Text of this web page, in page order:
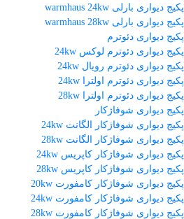
پکیج دیواری بارلی warmhaus 24kw
پکیج دیواری بارلی warmhaus 28kw
پکیج دیواری دئوترم
پکیج دیواری دئوترم لوکس 24kw
پکیج دیواری دئوترم رویال 24kw
پکیج دیواری دئوترم اولترا 24kw
پکیج دیواری دئوترم اولترا 28kw
پکیج دیواری شوفاژکار
پکیج دیواری شوفاژکار الگانت 24kw
پکیج دیواری شوفاژکار الگانت 28kw
پکیج دیواری شوفاژکار کاپریس 24kw
پکیج دیواری شوفاژکار کاپریس 28kw
پکیج دیواری شوفاژکار کامفورت 20kw
پکیج دیواری شوفاژکار کامفورت 24kw
پکیج دیواری شوفاژکار کامفورت 28kw